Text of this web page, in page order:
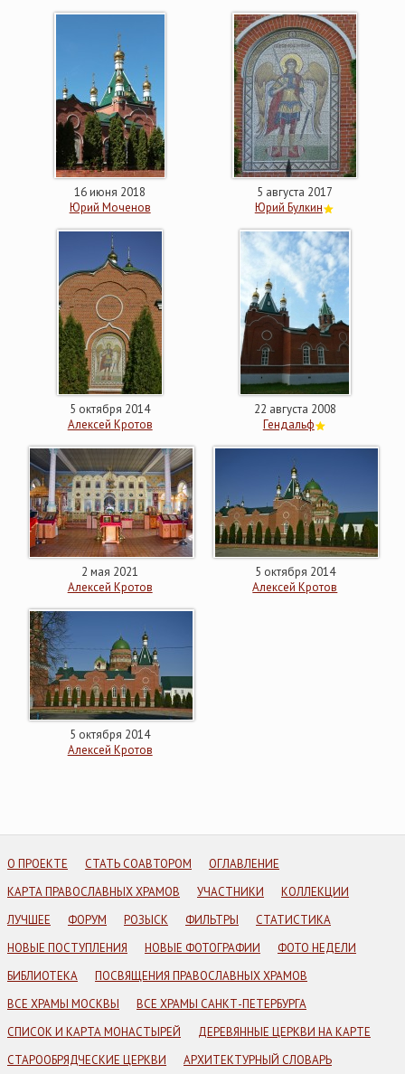
16 июня 2018
Юрий Моченов
5 августа 2017
Юрий Булкин
5 октября 2014
Алексей Кротов
22 августа 2008
Гендальф
2 мая 2021
Алексей Кротов
5 октября 2014
Алексей Кротов
5 октября 2014
Алексей Кротов
О ПРОЕКТЕ СТАТЬ СОАВТОРОМ
ОГЛАВЛЕНИЕ
КАРТА ПРАВОСЛАВНЫХ ХРАМОВ
УЧАСТНИКИ
КОЛЛЕКЦИИ
ЛУЧШЕЕ
ФОРУМ РОЗЫСК ФИЛЬТРЫ
СТАТИСТИКА
НОВЫЕ ПОСТУПЛЕНИЯ
НОВЫЕ ФОТОГРАФИИ
ФОТО НЕДЕЛИ
БИБЛИОТЕКА
ПОСВЯЩЕНИЯ ПРАВОСЛАВНЫХ ХРАМОВ
ВСЕ ХРАМЫ МОСКВЫ
ВСЕ ХРАМЫ САНКТ-ПЕТЕРБУРГА
СПИСОК И КАРТА МОНАСТЫРЕЙ
ДЕРЕВЯННЫЕ ЦЕРКВИ НА КАРТЕ
СТАРООБРЯДЧЕСКИЕ ЦЕРКВИ
АРХИТЕКТУРНЫЙ СЛОВАРЬ